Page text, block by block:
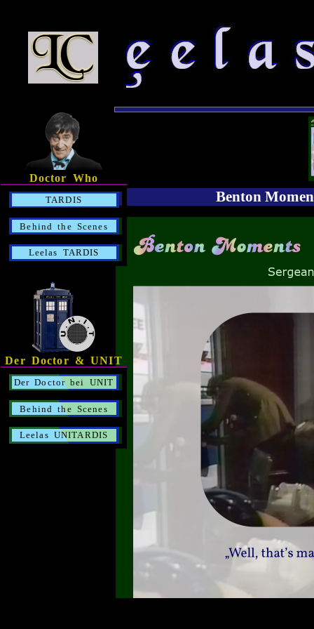
Doctor Who
TARDIS
Behind the Scenes
Leelas TARDIS
Der Doctor & UNIT
Der Doctor bei UNIT
Behind the Scenes
Leelas UNITARDIS
Benton